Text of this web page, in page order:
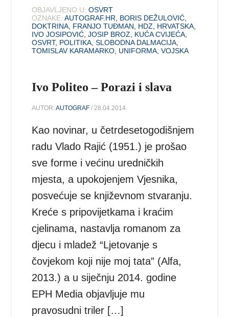
OBJAVLJENO U: OSVRT
OZNAKE: AUTOGRAF.HR, BORIS DEŽULOVIĆ,
DOKTRINA, FRANJO TUĐMAN, HDZ, HRVATSKA,
IVO JOSIPOVIĆ,JOSIP BROZ, KUĆA CVIJEĆA,
OSVRT, POLITIKA,SLOBODNA DALMACIJA,
TOMISLAV KARAMARKO, UNIFORMA,VOJSKA
Ivo Politeo – Porazi i slava
AUTOR:AUTOGRAF / 28.04.2014.
Kao novinar, u četrdesetogodišnjem
radu Vlado Rajić (1951.) je prošao
sve forme i većinu uredničkih
mjesta, a upokojenjem Vjesnika,
posvećuje se književnom stvaranju.
Kreće s pripovijetkama i kraćim
cjelinama, nastavlja romanom za
djecu i mladež “Ljetovanje s
čovjekom koji nije moj tata” (Alfa,
2013.) a u siječnju 2014. godine
EPH Media objavljuje mu
pravosudni triler […]